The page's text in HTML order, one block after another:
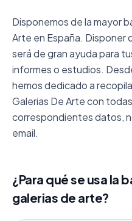
Disponemos de la mayor
Arte en España.
será de gran ayuda para
informes o estudios.
hemos dedicado a
Galerias De Arte con
correspondientes datos,
email.
¿Para qué se usa la
galerias de arte?